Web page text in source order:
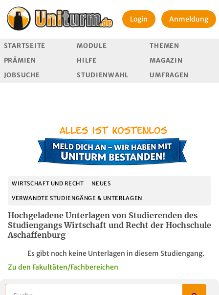
Login Anmeldung
STARTSEITE MODULE
THEMEN
PRÄMIEN
HILFE
MAGAZIN
JOBSUCHE
STUDIENWAHL UMFRAGEN
WIRTSCHAFT UND RECHT NEUES
VERWANDTE STUDIENGÄNGE & UNTERLAGEN
Hochgeladene Unterlagen von Studierenden des
Studiengangs Wirtschaft und Recht der Hochschule
Aschaffenburg
Es gibt noch keine Unterlagen in diesem Studiengang.
Zu den Fakultäten/Fachbereichen